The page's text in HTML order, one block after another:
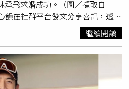
承飛求婚成功。（圖／擷取自
韻在社群平台發文分享喜訊，透露
成功，戀情終於開花結果，
前討論過是理想中登記結婚的日
背號之外，還發現我們的生日加起
& 我2/15）。」心韻也幸福說道，
節奏有些不一樣，不是登記，卻寫
合的日子，會自己長出新的意
繼續閱讀